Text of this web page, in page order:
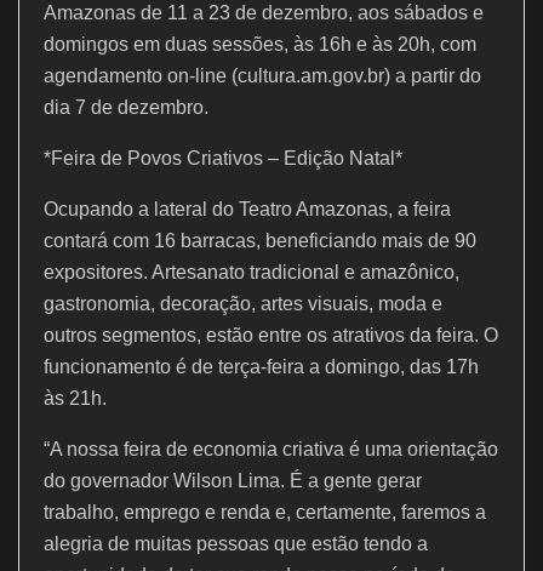
Amazonas de 11 a 23 de dezembro, aos sábados e
domingos em duas sessões, às 16h e às 20h, com
agendamento on-line (cultura.am.gov.br) a partir do
dia 7 de dezembro.
*Feira de Povos Criativos – Edição Natal*
Ocupando a lateral do Teatro Amazonas, a feira
contará com 16 barracas, beneficiando mais de 90
expositores. Artesanato tradicional e amazônico,
gastronomia, decoração, artes visuais, moda e
outros segmentos, estão entre os atrativos da feira. O
funcionamento é de terça-feira a domingo, das 17h
às 21h.
“A nossa feira de economia criativa é uma orientação
do governador Wilson Lima. É a gente gerar
trabalho, emprego e renda e, certamente, faremos a
alegria de muitas pessoas que estão tendo a